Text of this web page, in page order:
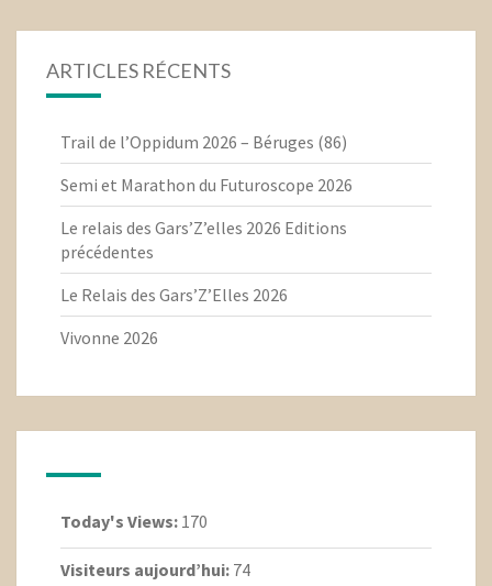
ARTICLES RÉCENTS
Trail de l’Oppidum 2026 – Béruges (86)
Semi et Marathon du Futuroscope 2026
Le relais des Gars’Z’elles 2026 Editions
précédentes
Le Relais des Gars’Z’Elles 2026
Vivonne 2026
Today's Views: 170
Visiteurs aujourd’hui: 74